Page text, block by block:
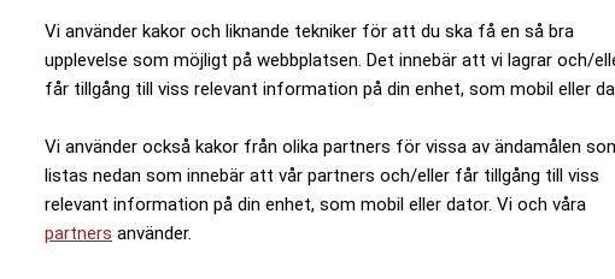
Vi använder kakor och liknande tekniker för att du ska få en så bra
upplevelse som möjligt på webbplatsen. Det innebär att vi lagrar och/
får tillgång till viss relevant information på din enhet, som mobil eller
Vi använder också kakor från olika partners för vissa av ändamålen
listas nedan som innebär att vår partners och/eller får tillgång till viss
relevant information på din enhet, som mobil eller dator. Vi och våra
partners använder.